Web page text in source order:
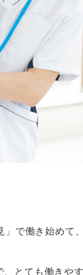
で働き始めて
とても働きやす